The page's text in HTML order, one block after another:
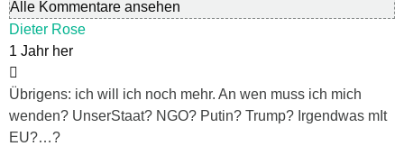
Alle Kommentare ansehen
Dieter Rose
1 Jahr her
Übrigens: ich will ich noch mehr. An wen muss ich mich
wenden? UnserStaat? NGO? Putin? Trump? Irgendwas mIt
EU?…?